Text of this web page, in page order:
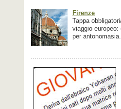
Firenze
Tappa
viaggio europeo:
per